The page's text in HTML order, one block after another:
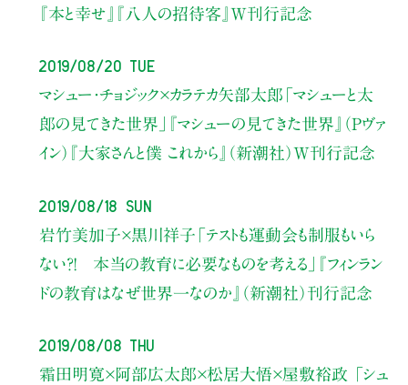
『本と幸せ』『八人の招待客』W刊行記念
2019/08/20 Tue
マシュー・チョジック×カラテカ矢部太郎 「マシューと太
郎の見てきた世界」
『マシューの見てきた世界』（Pヴァ
イン）
『大家さんと僕 これから』（新潮社）W刊行記念
2019/08/18 Sun
岩竹美加子×黒川祥子 「テストも運動会も制服もいら
ない?! 本当の教育に必要なものを考える」
『フィンラン
ドの教育はなぜ世界一なのか』（新潮社）刊行記念
2019/08/08 Thu
霜田明寛×阿部広太郎×松居大悟×屋敷裕政
「シュ